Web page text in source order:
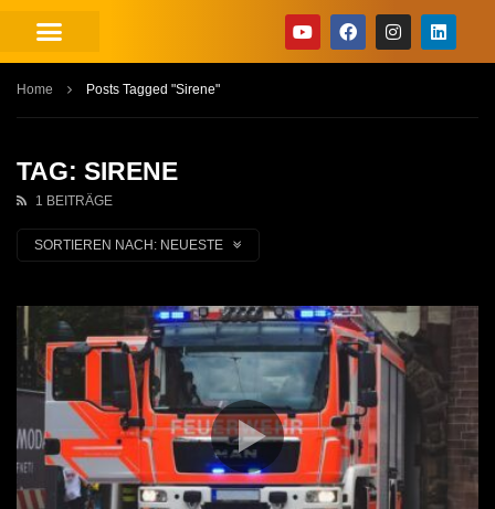
Home Posts Tagged "Sirene"
TAG: SIRENE
1 BEITRÄGE
SORTIEREN NACH: NEUESTE